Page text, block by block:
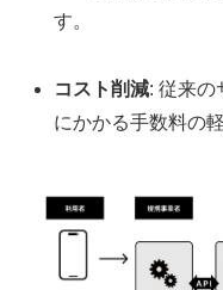
す。
コスト削減: 従来の
にかかる手数料の